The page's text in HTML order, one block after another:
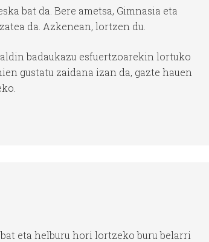
bat da. Bere ametsa, Gimnasia eta
da. Azkenean, lortzen du.
badaukazu esfuertzoarekin lortuko
gustatu zaidana izan da, gazte hauen
eta helburu hori lortzeko buru belarri